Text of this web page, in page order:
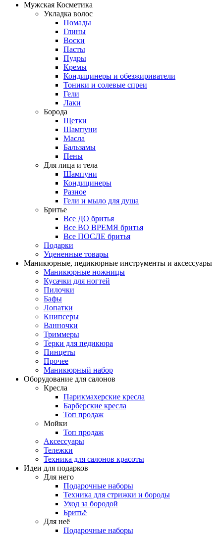
Мужская Косметика
Укладка волос
Помады
Глины
Воски
Пасты
Пудры
Кремы
Кондицинеры и обезжириватели
Тоники и солевые спреи
Гели
Лаки
Борода
Щетки
Шампуни
Масла
Бальзамы
Пены
Для лица и тела
Шампуни
Кондицинеры
Разное
Гели и мыло для душа
Бритье
Все ДО бритья
Все ВО ВРЕМЯ бритья
Все ПОСЛЕ бритья
Подарки
Уцененные товары
Маникюрные, педикюрные инструменты и аксессуары
Маникюрные ножницы
Кусачки для ногтей
Пилочки
Бафы
Лопатки
Книпсеры
Ванночки
Триммеры
Терки для педикюра
Пинцеты
Прочее
Маникюрный набор
Оборудование для салонов
Кресла
Парикмахерские кресла
Барберские кресла
Топ продаж
Мойки
Топ продаж
Аксессуары
Тележки
Техника для салонов красоты
Идеи для подарков
Для него
Подарочные наборы
Техника для стрижки и бороды
Уход за бородой
Бритьё
Для неё
Подарочные наборы